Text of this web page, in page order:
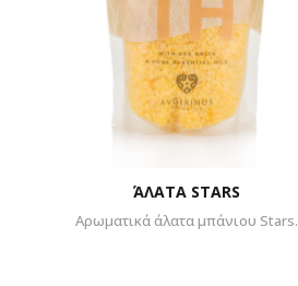
ΆΛΑΤΑ STARS
Αρωματικά άλατα μπάνιου Stars.